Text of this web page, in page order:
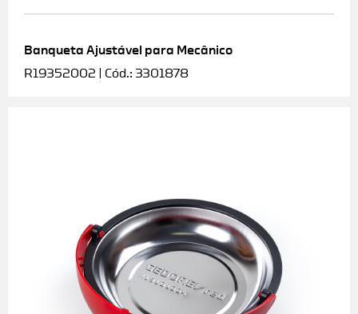
Banqueta Ajustável para Mecânico
R19352002 | Cód.: 3301878